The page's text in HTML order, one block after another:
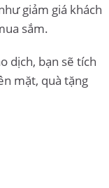
giảm giá khách
sắm.
dịch, bạn sẽ tích
mặt, quà tặng